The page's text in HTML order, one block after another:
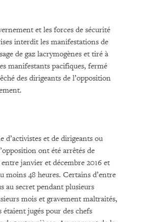
et les forces de sécurité
interdit les manifestations de
de gaz lacrymogènes et tiré à
manifestants pacifiques, fermé
des dirigeants de l’opposition
d’activistes et de dirigeants ou
ont été arrêtés de
janvier et décembre 2016 et
moins 48 heures. Certains d’entre
au secret pendant plusieurs
mois et gravement maltraités,
étaient jugés pour des chefs